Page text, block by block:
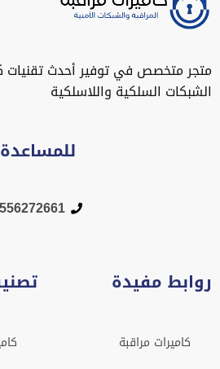
متجر متخصص في توفير أحدث تقنيات
الشبكات السلكية واللاسلكية
للمساعدة
روابط مفيدة
كاميرات مراقبة